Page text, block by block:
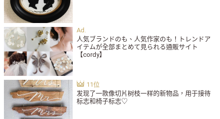
人気ブランドのも、人気作家のも！トレンドア
イテムが全部まとめて見られる通販サイト
【cordy】
发现了一款像切片树枝一样的新物品，用于接待
标志和椅子标志♡